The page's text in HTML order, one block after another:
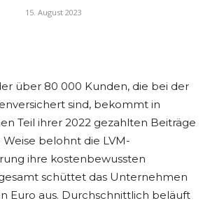
15. August 2023
über 80 000 Kunden, die bei der
sind, bekommt in
Teil ihrer 2022 gezahlten Beiträge
Weise belohnt die LVM-
ihre kostenbewussten
schüttet das Unternehmen
Euro aus. Durchschnittlich beläuft